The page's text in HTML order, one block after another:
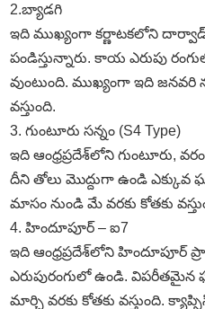
2.బ్యాడగి
ఇది ముఖ్యంగా కర్ణాటకలోని దార్వాడ్‌
పండిస్తున్నారు. కాయ ఎరుపు
వుంటుంది. ముఖ్యంగా ఇది జనవరి
వస్తుంది.
3. గుంటూరు సన్నం (S4 Type)
ఇది ఆంధ్రప్రదేశ్‌లోని గుంటూరు,
దీని తోలు మొద్దుగా ఉండి ఎక్కువ
మాసం నుండి మే వరకు కోతకు
4. హిందూపూర్‌ – ఐ7
ఇది ఆంధ్రప్రదేశ్‌లోని హిందూపూర్‌
ఎరుపురంగులో ఉండి. విపరీతమైన
మార్చి వరకు కోతకు వస్తుంది.